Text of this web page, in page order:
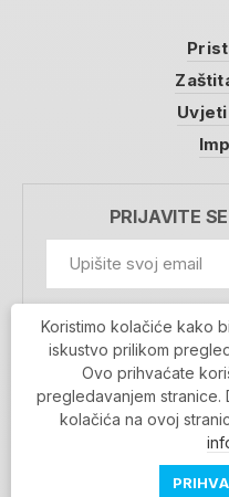
PRIJAVITE
Prihvaćam da se moji
podataka i koriste u
newslettera
Koristimo kolačiće kako
iskustvo prilikom
Ovo prihvaćate
pregledavanjem stranice.
kolačića na ovoj